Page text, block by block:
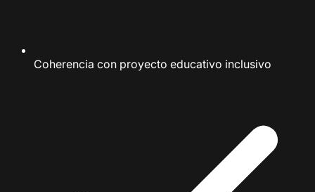
Coherencia con proyecto educativo inclusivo